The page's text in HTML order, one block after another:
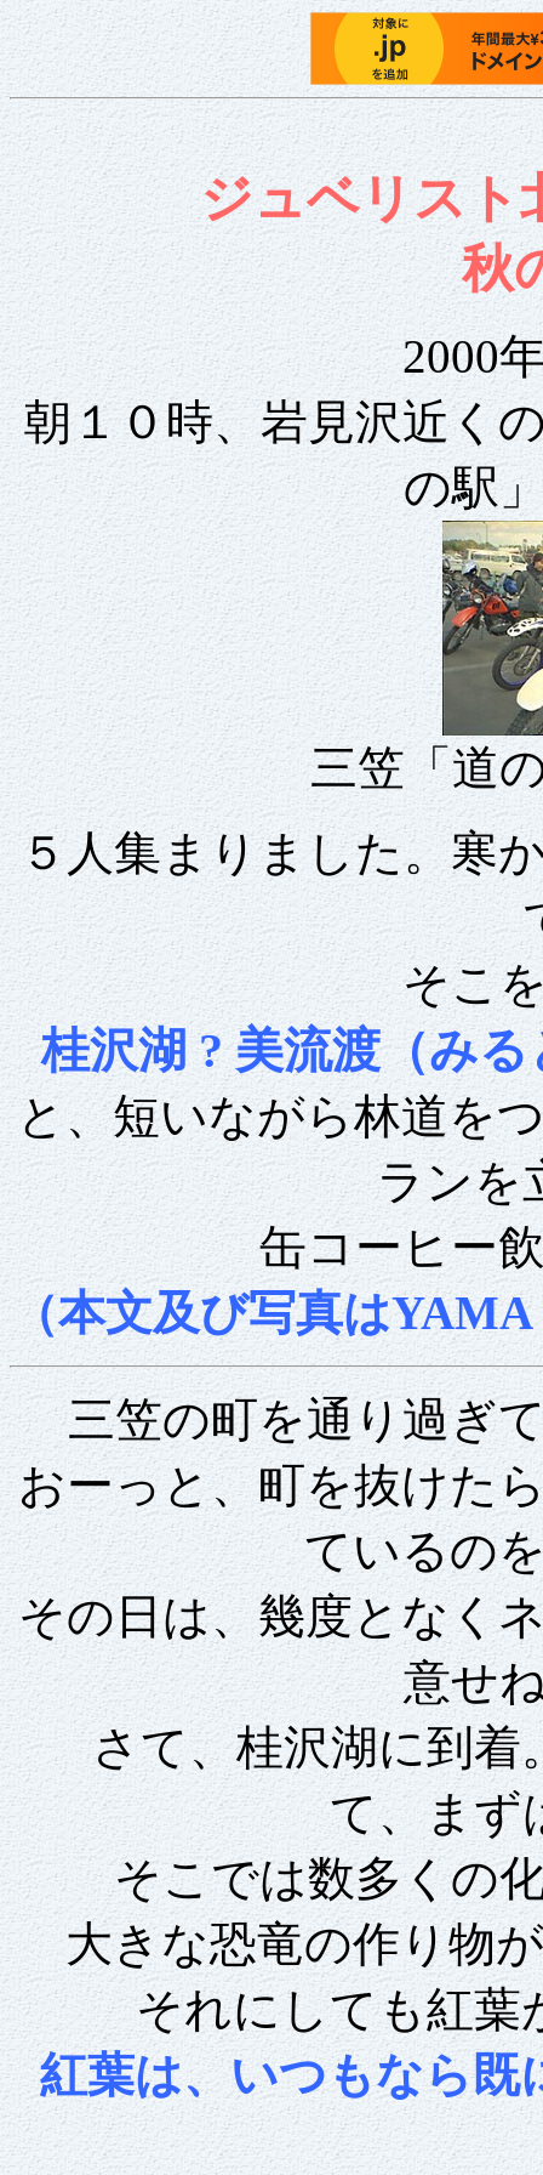
ジュベリスト
秋
2000
朝１０時、岩見沢近く
の駅
三笠「道
５人集まりました。寒
そこ
桂沢湖 ? 美流渡（み
と、短いながら林道を
ランを
缶コーヒー
（本文及び写真は
三笠の町を通り過ぎ
おーっと、町を抜けた
ているの
その日は、幾度となく
意せ
さて、桂沢湖に到着
て、まず
そこでは数多くの
大きな恐竜の作り物
それにしても紅葉
紅葉は、いつもなら